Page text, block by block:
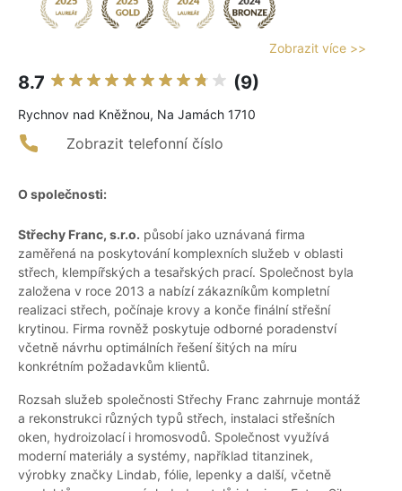
Zobrazit více >>
8.7 (9)
Rychnov nad Kněžnou, Na Jamách 1710
Zobrazit telefonní číslo
O společnosti:
Střechy Franc, s.r.o. působí jako uznávaná firma
zaměřená na poskytování komplexních služeb v oblasti
střech, klempířských a tesařských prací. Společnost byla
založena v roce 2013 a nabízí zákazníkům kompletní
realizaci střech, počínaje krovy a konče finální střešní
krytinou. Firma rovněž poskytuje odborné poradenství
včetně návrhu optimálních řešení šitých na míru
konkrétním požadavkům klientů.
Rozsah služeb společnosti Střechy Franc zahrnuje montáž
a rekonstrukci různých typů střech, instalaci střešních
oken, hydroizolací i hromosvodů. Společnost využívá
moderní materiály a systémy, například titanzinek,
výrobky značky Lindab, fólie, lepenky a další, včetně